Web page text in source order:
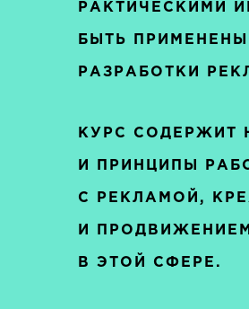
РАКТИЧЕСКИМИ
БЫТЬ
РАЗРАБОТКИ
КУРС СОДЕРЖИТ
И ПРИНЦИПЫ
С РЕКЛАМОЙ,
И
В ЭТОЙ СФЕРЕ.